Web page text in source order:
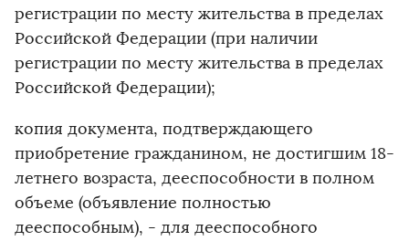
регистрации по месту жительства в пределах
Российской Федерации (при наличии
регистрации по месту жительства в пределах
Российской Федерации);
копия документа, подтверждающего
приобретение гражданином, не достигшим 18-
летнего возраста, дееспособности в полном
объеме (объявление полностью
дееспособным), - для дееспособного